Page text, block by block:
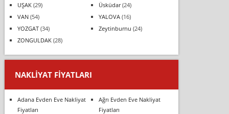
UŞAK(29) Üsküdar(24)
VAN(54) YALOVA(16)
YOZGAT(34) Zeytinburnu (24)
ZONGULDAK(28)
NAKLIYAT FIYATLARI
Adana Evden Eve Nakliyat
Fiyatları
Ağrı Evden Eve Nakliyat
Fiyatları